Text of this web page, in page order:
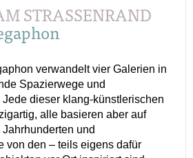
STRASSENRAND
verwandelt vier Galerien in
Spazierwege und
dieser klang-künstlerischen
alle basieren aber auf
und
von den – teils eigens dafür